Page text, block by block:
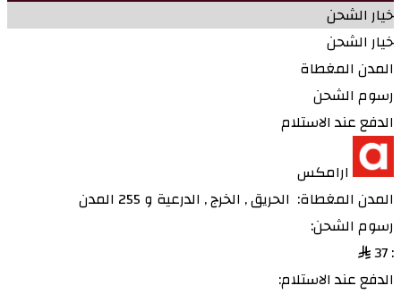
خيار الشحن
خيار الشحن
المدن المغطاة
رسوم الشحن
الدفع عند الاستلام
المدن المغطاة: الحريق,
,
و 255 المدن
رسوم الشحن:
:
37
الدفع عند الاستلام: